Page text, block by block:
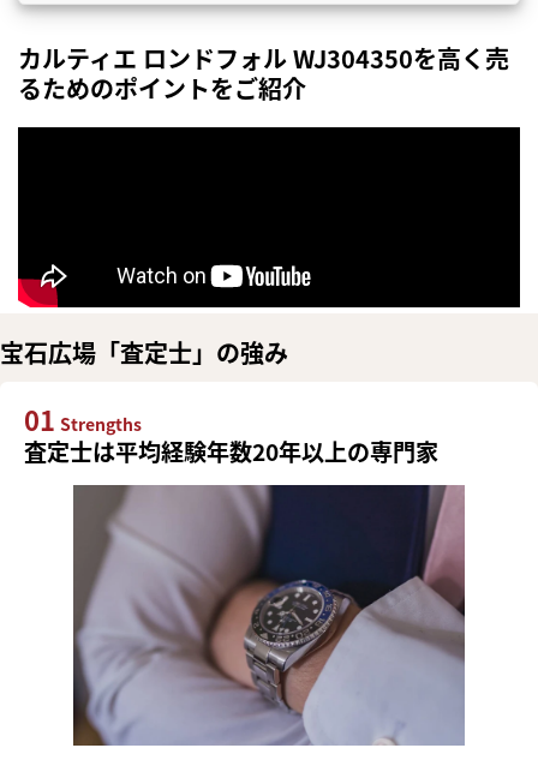
カルティエ ロンドフォル WJ304350を高く売
るためのポイントをご紹介
宝石広場「査定士」の強み
01 Strengths
査定士は平均経験年数20年以上の専門家